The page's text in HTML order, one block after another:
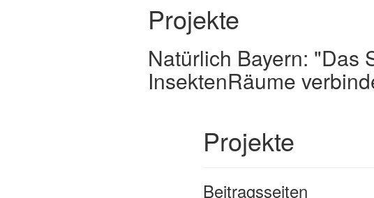
Projekte
Natürlich Bayern: "Das
InsektenRäume
Projekte
Beitragsseiten